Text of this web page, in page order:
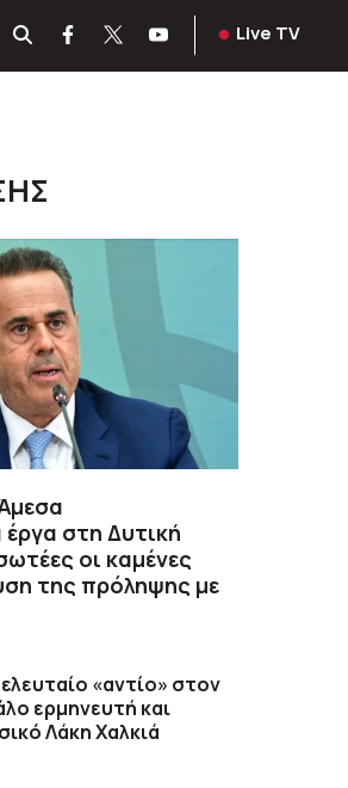
Live TV
στη Δυτική
οι καμένες
της πρόληψης με
«αντίο» στον
ερμηνευτή και
Λάκη Χαλκιά